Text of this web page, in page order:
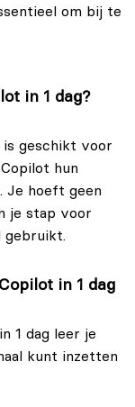
om bij te
bieden van
dag te volgen
om jouw
en productiever
generatieve AI,
Language
suite, inclusief
eendaagse
uit
in 1 dag?
is geschikt voor
hun
Je hoeft geen
je stap voor
gebruikt.
in 1 dag
1 dag leer je
kunt inzetten